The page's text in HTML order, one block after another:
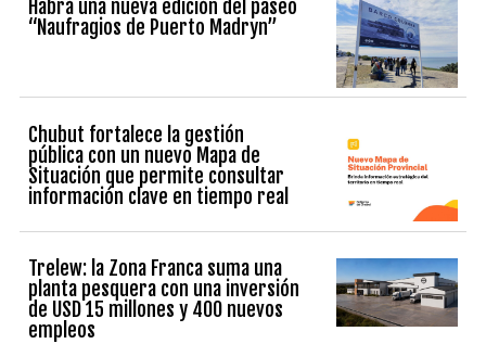
Habrá una nueva edición del paseo
“Naufragios de Puerto Madryn”
Chubut fortalece la gestión
pública con un nuevo Mapa de
Situación que permite consultar
información clave en tiempo real
Trelew: la Zona Franca suma una
planta pesquera con una inversión
de USD 15 millones y 400 nuevos
empleos